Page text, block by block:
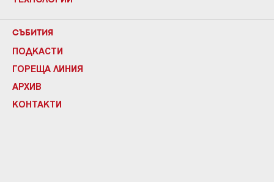
СЪБИТИЯ
ПОДКАСТИ
ГОРЕЩА ЛИНИЯ
АРХИВ
КОНТАКТИ